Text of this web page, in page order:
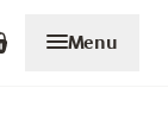
Menu